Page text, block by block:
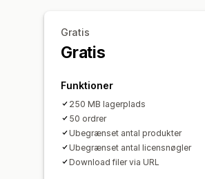
Gratis
Gratis
Funktioner
250 MB lagerplads
50 ordrer
Ubegrænset antal produkter
Ubegrænset antal licensnøgler
Download filer via URL